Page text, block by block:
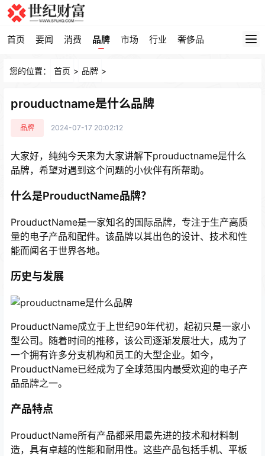
首页 要闻 消费 品牌 市场 行业 奢侈品
您的位置： 首页 > 品牌 >
prouductname是什么品牌
品牌 2024-07-17 20:02:12
大家好，纯纯今天来为大家讲解下prouductname是什么
品牌，希望对遇到这个问题的小伙伴有所帮助。
什么是ProuductName品牌？
ProuductName是一家知名的国际品牌，专注于生产高质
量的电子产品和配件。该品牌以其出色的设计、技术和性
能而闻名于世界各地。
历史与发展
ProuductName成立于上世纪90年代初，起初只是一家小
型公司。随着时间的推移，该公司逐渐发展壮大，成为了
一个拥有许多分支机构和员工的大型企业。如今，
ProuductName已经成为了全球范围内最受欢迎的电子产
品品牌之一。
产品特点
ProuductName所有产品都采用最先进的技术和材料制
造，具有卓越的性能和耐用性。这些产品包括手机、平板